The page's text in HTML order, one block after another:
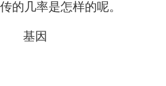
的几率是怎样的呢。